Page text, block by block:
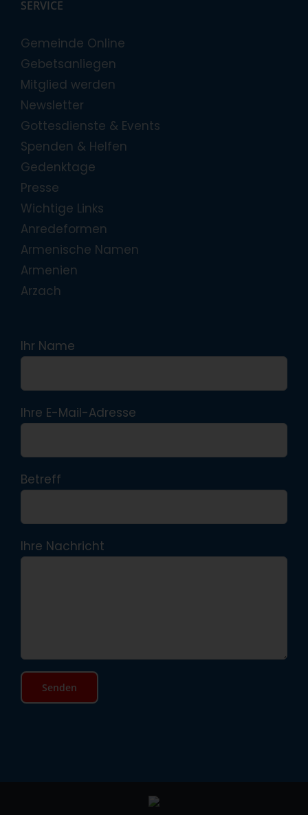
SERVICE
Gemeinde Online
Gebetsanliegen
Mitglied werden
Newsletter
Gottesdienste & Events
Spenden & Helfen
Gedenktage
Presse
Wichtige Links
Anredeformen
Armenische Namen
Armenien
Arzach
Ihr Name
Ihre E-Mail-Adresse
Betreff
Ihre Nachricht